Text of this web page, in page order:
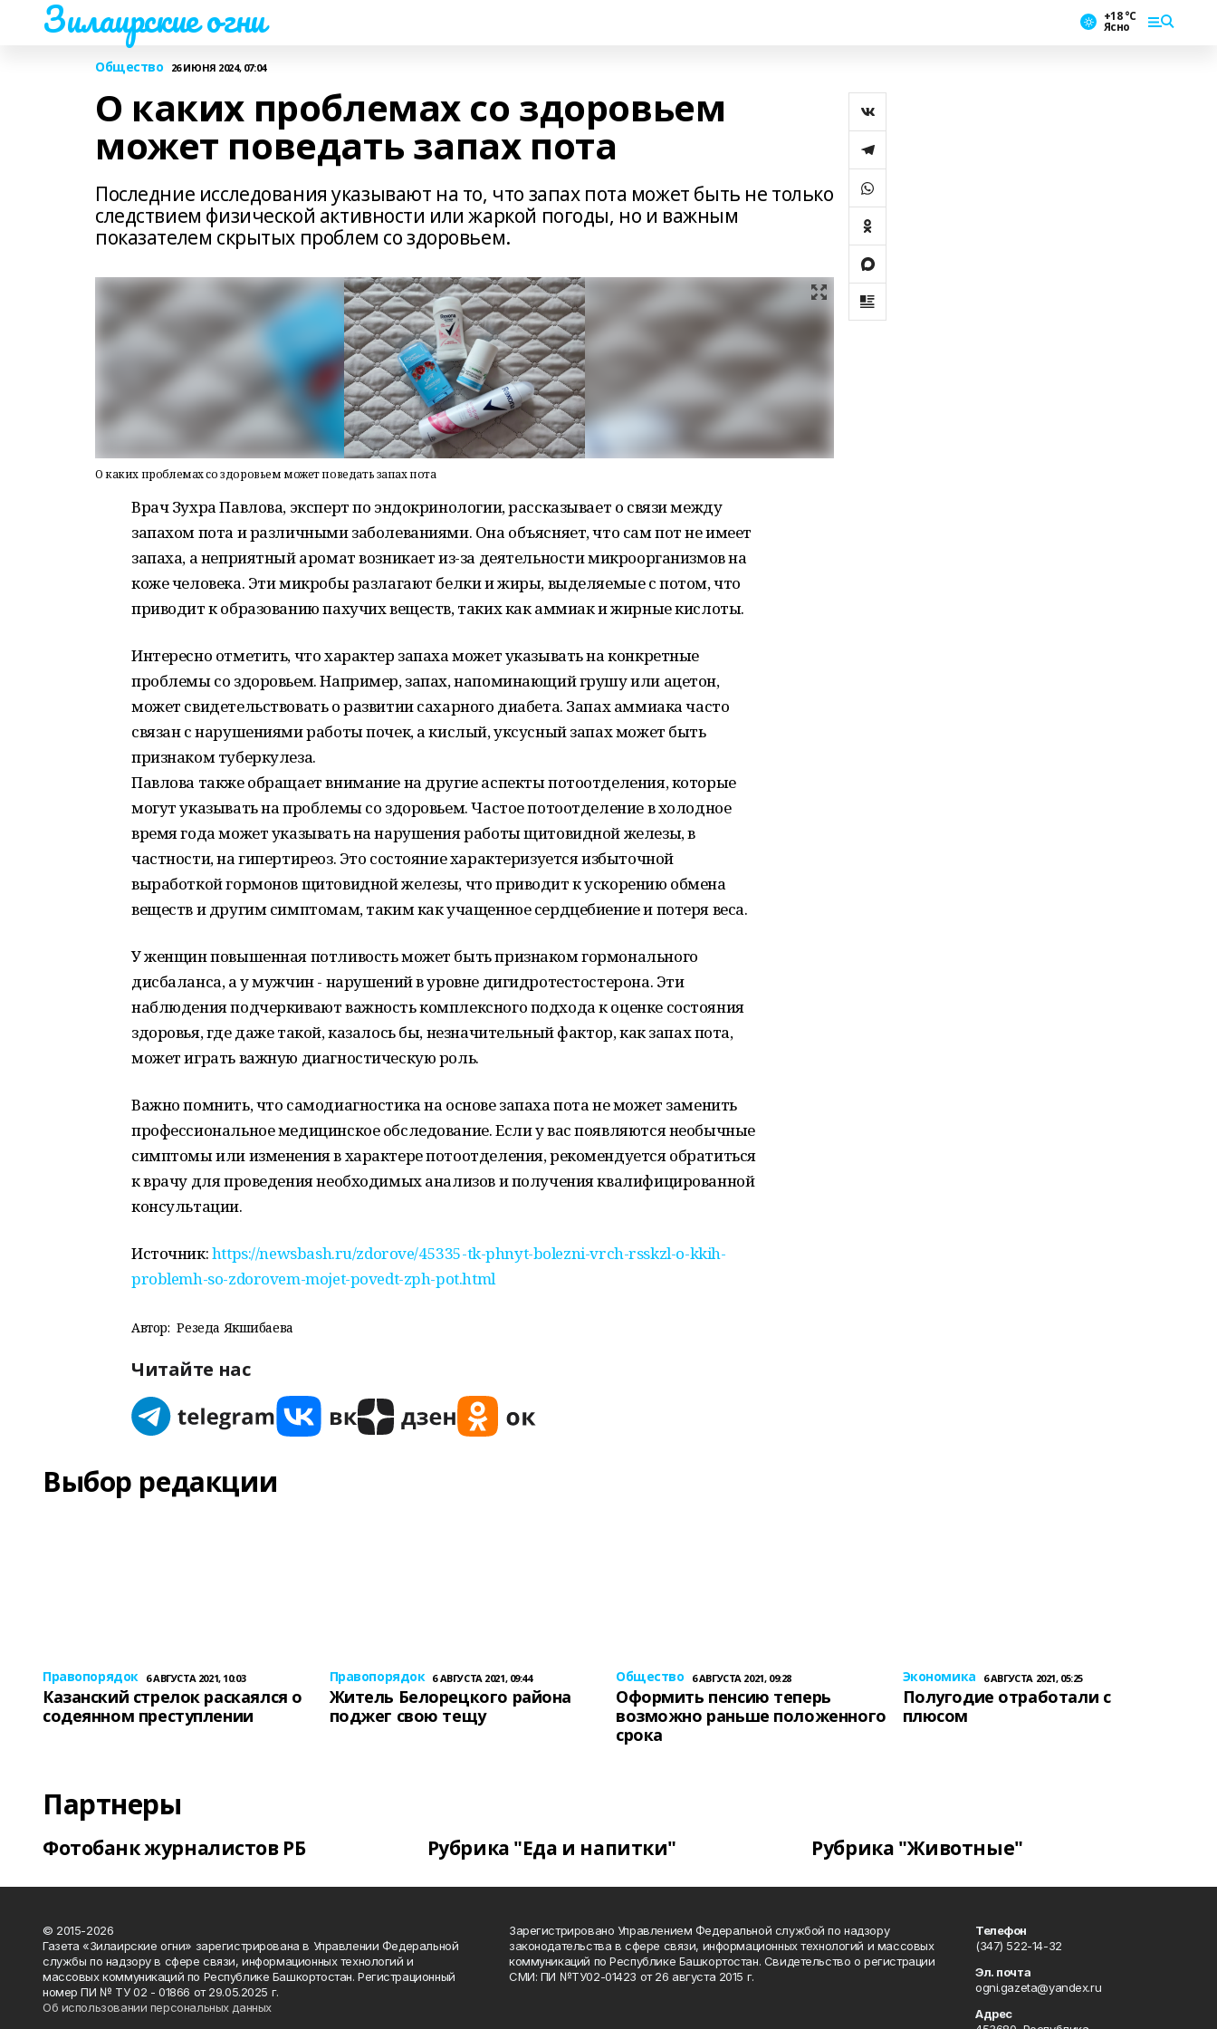
Зилаирские огни +18 °С
Ясно
Общество 26 ИЮНЯ 2024, 07:04
О каких проблемах со здоровьем
может поведать запах пота
Последние исследования указывают на то, что запах пота может быть не только
следствием физической активности или жаркой погоды, но и важным
показателем скрытых проблем со здоровьем.
О каких проблемах со здоровьем может поведать запах пота
Врач Зухра Павлова, эксперт по эндокринологии, рассказывает о связи между
запахом пота и различными заболеваниями. Она объясняет, что сам пот не имеет
запаха, а неприятный аромат возникает из-за деятельности микроорганизмов на
коже человека. Эти микробы разлагают белки и жиры, выделяемые с потом, что
приводит к образованию пахучих веществ, таких как аммиак и жирные кислоты.
Интересно отметить, что характер запаха может указывать на конкретные
проблемы со здоровьем. Например, запах, напоминающий грушу или ацетон,
может свидетельствовать о развитии сахарного диабета. Запах аммиака часто
связан с нарушениями работы почек, а кислый, уксусный запах может быть
признаком туберкулеза.
Павлова также обращает внимание на другие аспекты потоотделения, которые
могут указывать на проблемы со здоровьем. Частое потоотделение в холодное
время года может указывать на нарушения работы щитовидной железы, в
частности, на гипертиреоз. Это состояние характеризуется избыточной
выработкой гормонов щитовидной железы, что приводит к ускорению обмена
веществ и другим симптомам, таким как учащенное сердцебиение и потеря веса.
У женщин повышенная потливость может быть признаком гормонального
дисбаланса, а у мужчин - нарушений в уровне дигидротестостерона. Эти
наблюдения подчеркивают важность комплексного подхода к оценке состояния
здоровья, где даже такой, казалось бы, незначительный фактор, как запах пота,
может играть важную диагностическую роль.
Важно помнить, что самодиагностика на основе запаха пота не может заменить
профессиональное медицинское обследование. Если у вас появляются необычные
симптомы или изменения в характере потоотделения, рекомендуется обратиться
к врачу для проведения необходимых анализов и получения квалифицированной
консультации.
Источник:https://newsbash.ru/zdorove/45335-tk-phnyt-bolezni-vrch-rsskzl-o-kkih-
problemh-so-zdorovem-mojet-povedt-zph-pot.html
Автор: Резеда Якшибаева
Читайте нас
Выбор редакции
Правопорядок 6 АВГУСТА 2021, 10:03
Казанский стрелок раскаялся о
содеянном преступлении
Правопорядок 6 АВГУСТА 2021, 09:44
Житель Белорецкого района
поджег свою тещу
Общество 6 АВГУСТА 2021, 09:28
Оформить пенсию теперь
возможно раньше положенного
срока
Экономика 6 АВГУСТА 2021, 05:25
Полугодие отработали с
плюсом
Партнеры
Фотобанк журналистов РБ Рубрика "Еда и напитки" Рубрика "Животные"
© 2015-2026
Газета «Зилаирские огни» зарегистрирована в Управлении Федеральной
службы по надзору в сфере связи, информационных технологий и
массовых коммуникаций по Республике Башкортостан. Регистрационный
номер ПИ № ТУ 02 - 01866 от 29.05.2025 г.
Об использовании персональных данных
Зарегистрировано Управлением Федеральной службой по надзору
законодательства в сфере связи, информационных технологий и массовых
коммуникаций по Республике Башкортостан. Свидетельство о регистрации
СМИ: ПИ №ТУ02-01423 от 26 августа 2015 г.
Телефон
(347) 522-14-32
Эл. почта
ogni.gazeta@yandex.ru
Адрес